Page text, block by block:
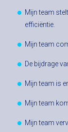
Mijn team
efficiëntie.
Mijn team
De bijdrage
Mijn team is
Mijn team
Mijn team